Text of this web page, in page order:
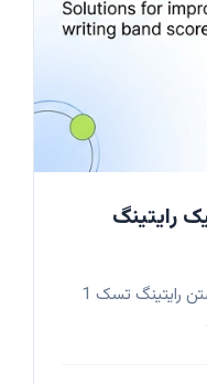
1 آکادمیک رایتینگ
دنبال یه پکیج هستم که نحوه نوشتن رایتینگ تسک 1